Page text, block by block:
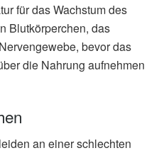
für das Wachstum des
Blutkörperchen, das
bevor das
die Nahrung aufnehmen
an einer schlechten